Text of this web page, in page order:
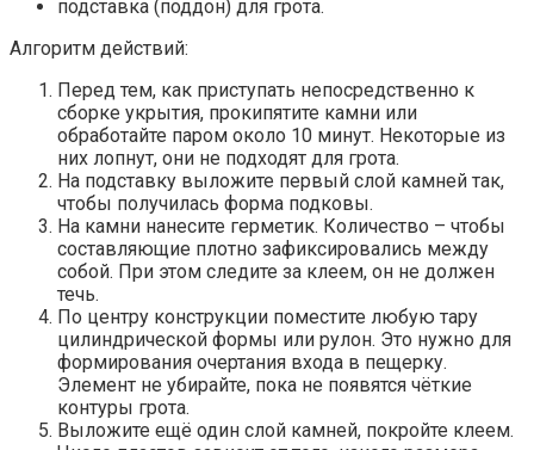
подставка (поддон) для грота.
Алгоритм действий:
Перед тем, как приступать непосредственно к
сборке укрытия, прокипятите камни или
обработайте паром около 10 минут. Некоторые из
них лопнут, они не подходят для грота.
На подставку выложите первый слой камней так,
чтобы получилась форма подковы.
На камни нанесите герметик. Количество – чтобы
составляющие плотно зафиксировались между
собой. При этом следите за клеем, он не должен
течь.
По центру конструкции поместите любую тару
цилиндрической формы или рулон. Это нужно для
формирования очертания входа в пещерку.
Элемент не убирайте, пока не появятся чёткие
контуры грота.
Выложите ещё один слой камней, покройте клеем.